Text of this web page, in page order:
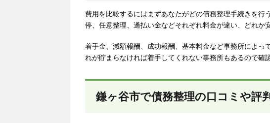
費用を比較するにはまずあなたがどの債務整理手続きを行
停、任意整理、過払い金などそれぞれ料金が違い、どれか
着手金、減額報酬、成功報酬、基本料金など事務所によっ
れが貯まらなければ着手してくれない事務所もあるので確
鎌ヶ谷市で債務整理の口コミや評